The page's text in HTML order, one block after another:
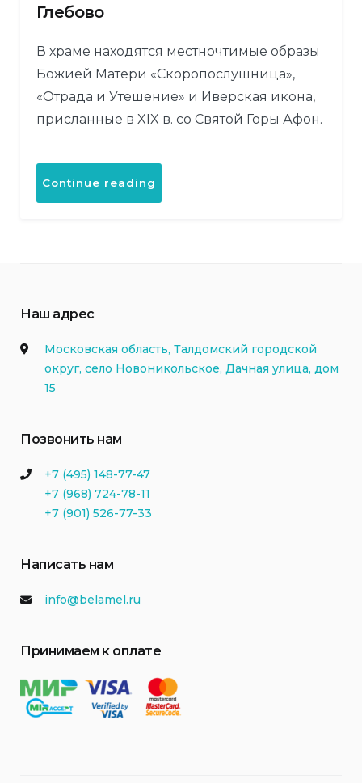
Глебово
В храме находятся местночтимые образы
Божией Матери «Скоропослушница»,
«Отрада и Утешение» и Иверская икона,
присланные в XIX в. со Святой Горы Афон.
Continue reading
Господня
Наш адрес
Московская область, Талдомский городской
округ, село Новоникольское, Дачная улица, дом
15
Позвонить нам
+7 (495) 148-77-47
+7 (968) 724-78-11
+7 (901) 526-77-33
Написать нам
info@belamel.ru
Принимаем к оплате